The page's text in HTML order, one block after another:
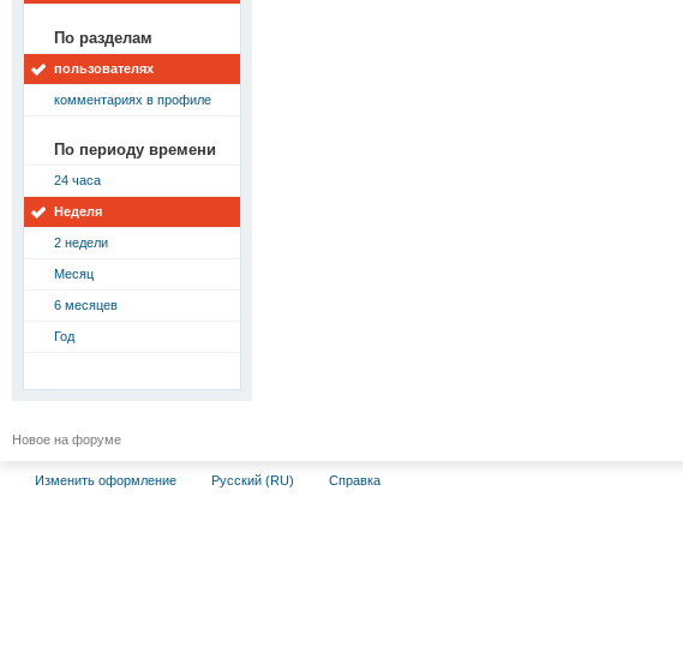
По разделам
пользователях
комментариях в профиле
По периоду времени
24 часа
Неделя
2 недели
Месяц
6 месяцев
Год
Новое на форуме
Изменить оформление Русский (RU) Справка